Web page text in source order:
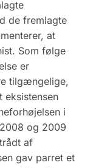
de fremlagte
at
Som følge
er
tilgængelige,
eksistensen
i
og 2009
af
gav parret et